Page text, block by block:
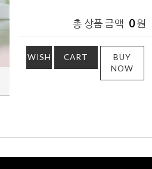
총 상품 금액 0원
WISH CART
BUY
NOW